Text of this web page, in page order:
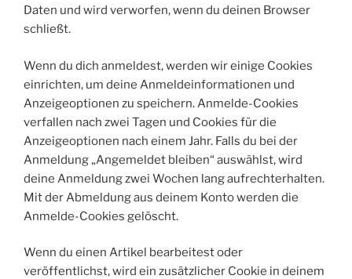
Daten und wird verworfen, wenn du deinen Browser
schließt.
Wenn du dich anmeldest, werden wir einige Cookies
einrichten, um deine Anmeldeinformationen und
Anzeigeoptionen zu speichern. Anmelde-Cookies
verfallen nach zwei Tagen und Cookies für die
Anzeigeoptionen nach einem Jahr. Falls du bei der
Anmeldung „Angemeldet bleiben“ auswählst, wird
deine Anmeldung zwei Wochen lang aufrechterhalten.
Mit der Abmeldung aus deinem Konto werden die
Anmelde-Cookies gelöscht.
Wenn du einen Artikel bearbeitest oder
veröffentlichst, wird ein zusätzlicher Cookie in deinem